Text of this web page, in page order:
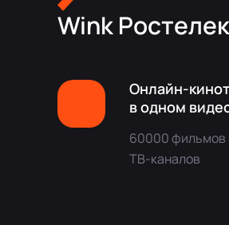
Wink
Онлайн-
в одном
60000 фильмов
ТВ-каналов